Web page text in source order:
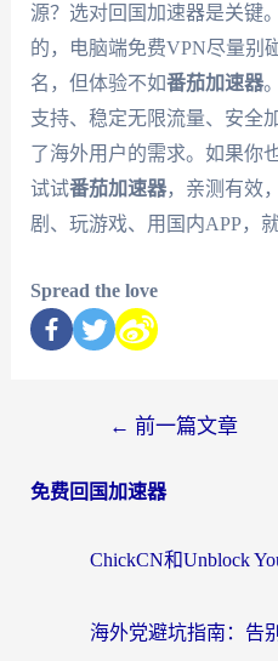
源？选对回国加速器是关键
的，电脑端免费VPN尽量别
名，但体验不如番茄加速器
支持、稳定无限流量、安全
了海外用户的需求。如果你
试试番茄加速器，亲测有效
剧、玩游戏、用国内APP，
Spread the love
← 前一篇文章
免费回国加速器